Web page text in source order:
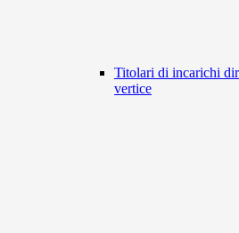
Titolari di incarichi
vertice